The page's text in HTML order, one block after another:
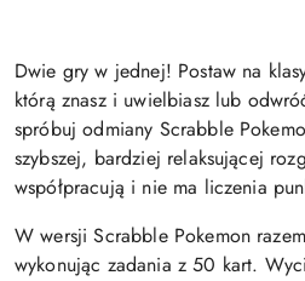
Dwie gry w jednej! Postaw na
którą znasz i uwielbiasz lub
spróbuj odmiany Scrabble
szybszej, bardziej relaksującej
współpracują i nie ma liczenia
W wersji Scrabble Pokemon
wykonując zadania z 50 kart.